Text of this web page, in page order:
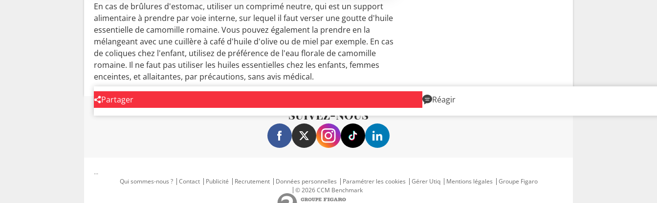
En cas de brûlures d'estomac, utiliser un comprimé neutre, qui est un support
alimentaire à prendre par voie interne, sur lequel il faut verser une goutte d'huile
essentielle de camomille romaine. Vous pouvez également la prendre en la
mélangeant avec une cuillère à café d'huile d'olive ou de miel par exemple. En cas
de coliques chez l'enfant, utilisez de préférence de l'eau florale de camomille
romaine. Il ne faut pas utiliser les huiles essentielles chez les enfants, femmes
enceintes, et allaitantes, par précautions, sans avis médical.
Partager Réagir
SUIVEZ-NOUS
...
Qui sommes-nous ?
Contact Publicité Recrutement Données personnelles Paramétrer les cookies Gérer Utiq Mentions légales
Groupe Figaro
© 2026 CCM Benchmark